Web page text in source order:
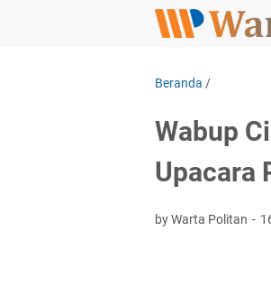
Beranda /
Wabup
Upacara
by Warta Politan